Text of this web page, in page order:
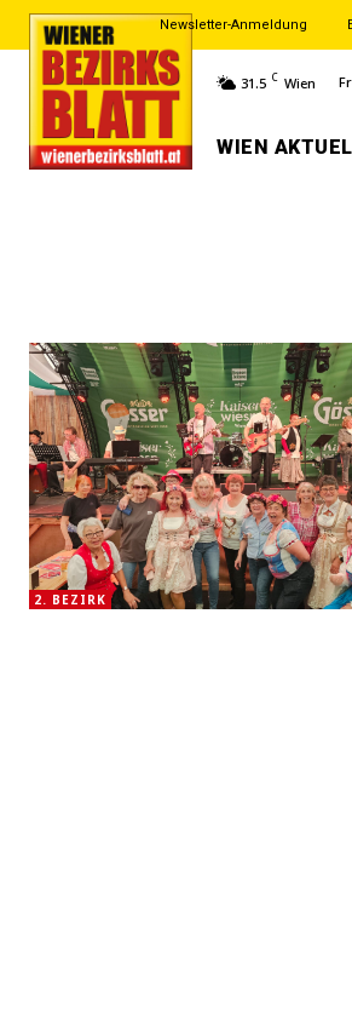
Newsletter-Anmeldung
31.5 C Wien
WIEN
2. BEZIRK